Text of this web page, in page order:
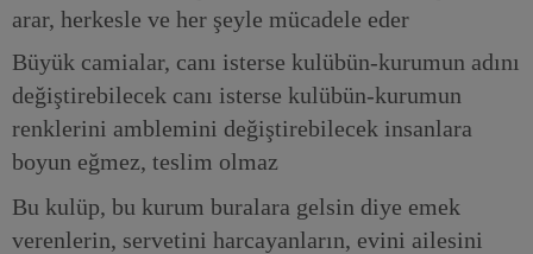
arar, herkesle ve her şeyle mücadele eder
Büyük camialar, canı isterse kulübün-kurumun adını
değiştirebilecek canı isterse kulübün-kurumun
renklerini amblemini değiştirebilecek insanlara
boyun eğmez, teslim olmaz
Bu kulüp, bu kurum buralara gelsin diye emek
verenlerin, servetini harcayanların, evini ailesini